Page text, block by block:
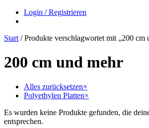
Login / Registrieren
Start / Produkte verschlagwortet mit „200 cm
200 cm und mehr
Alles zurücksetzen×
Polyethylen Platten×
Es wurden keine Produkte gefunden, die
entsprechen.